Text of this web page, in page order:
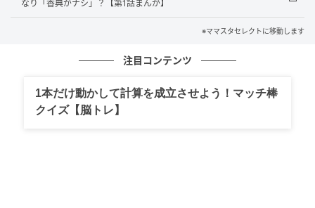
なり「香典がナシ」？【第1話まんが】
※ママスタセレクトに移動します
注目コンテンツ
1本だけ動かして計算を成立させよう！マッチ棒
クイズ【脳トレ】